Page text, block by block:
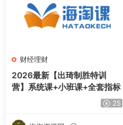
财经理财
2026最新【出琦制胜特训
营】系统课+小班课+全套指标
25